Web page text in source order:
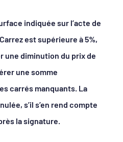
indiquée sur l’acte de
est supérieure à 5%,
une diminution du prix de
une somme
carrés manquants. La
s’il s’en rend compte
la signature.